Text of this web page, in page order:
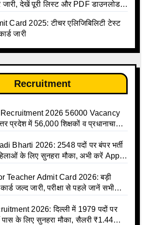
देखें पूरी लिस्ट और PDF डाउनलोड
Avkash Talika | Up Holidays List |
Card 2025: टीचर एलिजिबिलिटी टेस्ट
जारी
Recruitment
2026 56000 Vacancy
प्रदेश में 56,000 शिक्षकों व प्रधानाचार्यों
Bharti 2026: 2548 पदों पर बंपर भर्ती
के लिए सुनहरा मौका, अभी करें Apply
Teacher Admit Card 2026: बड़ी
जल्द जारी, परीक्षा से पहले जानें सभी
2026: दिल्ली में 1979 पदों पर
पास के लिए सुनहरा मौका, सैलरी ₹1.44